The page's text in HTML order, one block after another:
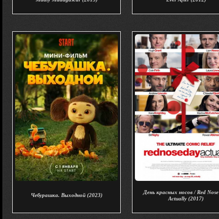
Чебурашка. Выходной (2023)
День красных носов / Red
Actually (2017)